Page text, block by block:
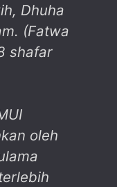
Dhuha
(Fatwa
shafar
oleh